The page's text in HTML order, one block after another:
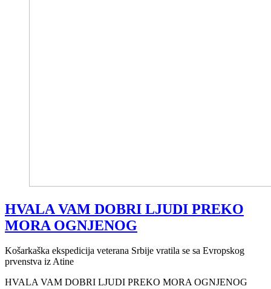
HVALA VAM DOBRI LJUDI PREKO
MORA OGNJENOG
Košarkaška ekspedicija veterana Srbije vratila se sa Evropskog
prvenstva iz Atine
HVALA VAM DOBRI LJUDI PREKO MORA OGNJENOG